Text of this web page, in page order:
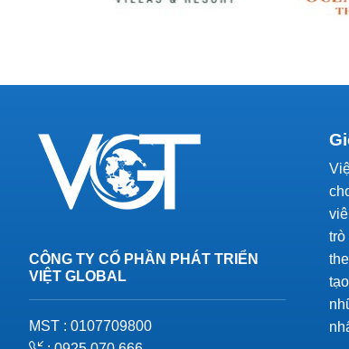
CÔNG TY CỔ PHẦN PHÁT TRIỂN
VIỆT GLOBAL
MST : 0107709800